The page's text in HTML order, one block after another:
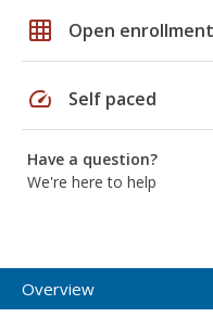
grid_on Open enrollment
speed Self paced
Have a question?
We're here to help
Overview